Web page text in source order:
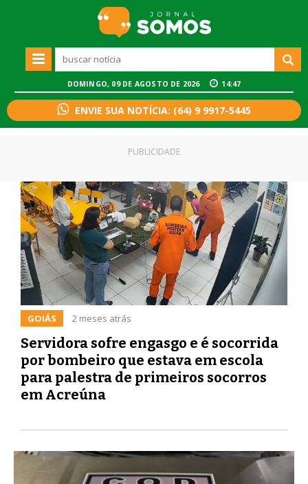
DOMINGO, 09 DE AGOSTO DE 2026 14:47
ENVIE SUA NOTÍCIA: (64) 9 9917-5445
GOIÁS 2 meses atrás
Servidora sofre engasgo e é socorrida
por bombeiro que estava em escola
para palestra de primeiros socorros
em Acreúna
PUBLICIDADE